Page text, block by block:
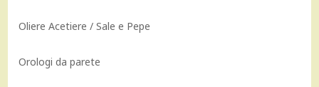
Oliere Acetiere / Sale e Pepe
Orologi da parete